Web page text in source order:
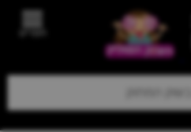
תפריט